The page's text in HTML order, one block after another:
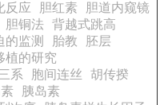
反应 胆红素
胆道内窥镜
胆铜法 背越式跳高
的监测 胎教
胚层
植的研究
系
胞间连丝
胡传揆
胰岛素